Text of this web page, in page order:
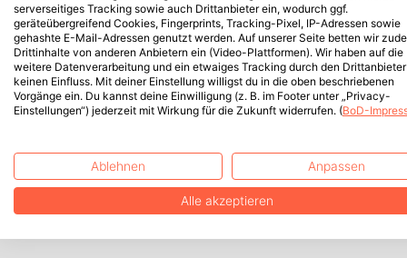
serverseitiges Tracking sowie auch Drittanbieter ein, wodurch ggf.
geräteübergreifend Cookies, Fingerprints, Tracking-Pixel, IP-Adressen sowie
gehashte E-Mail-Adressen genutzt werden. Auf unserer Seite betten wir
Drittinhalte von anderen Anbietern ein (Video-Plattformen). Wir haben auf die
weitere Datenverarbeitung und ein etwaiges Tracking durch den Drittanbieter
keinen Einfluss. Mit deiner Einstellung willigst du in die oben beschriebenen
Vorgänge ein. Du kannst deine Einwilligung (z. B. im Footer unter „Privacy-
Einstellungen“) jederzeit mit Wirkung für die Zukunft widerrufen. (BoD-
Ablehnen Anpassen
Alle akzeptieren